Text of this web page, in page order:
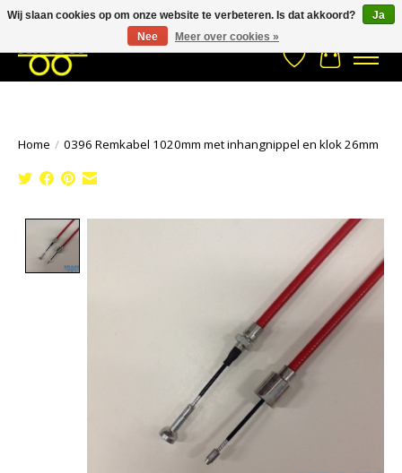
033- 2470 538 info@kraaybv.com Stuur een Whatsapp bericht
Verlanglijst
Home / 0396 Remkabel 1020mm met inhangnippel en klok 26mm
Wij slaan cookies op om onze website te verbeteren. Is dat akkoord?
Ja
Nee
Meer over cookies »